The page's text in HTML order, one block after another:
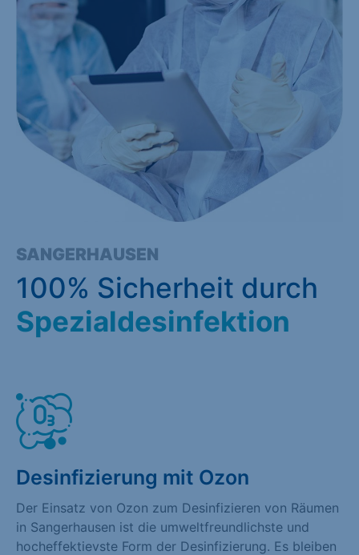
SANGERHAUSEN
100% Sicherheit durch
Spezialdesinfektion
Desinfizierung mit Ozon
Der Einsatz von Ozon zum Desinfizieren von Räumen
in Sangerhausen ist die umweltfreundlichste und
hocheffektievste Form der Desinfizierung. Es bleiben